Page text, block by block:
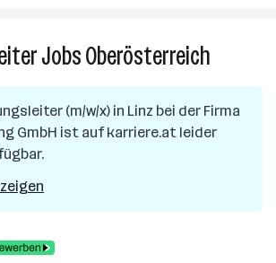
JobsOberösterreich
in
(m/w/x) in Linz bei der Firma
GmbH ist auf karriere.at leider